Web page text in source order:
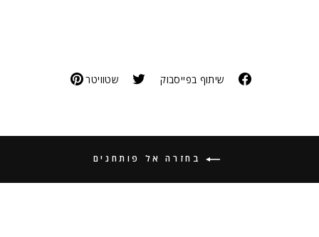
שיתוף בפייסבוק שטוויטר
בחזרה אל פותחנים